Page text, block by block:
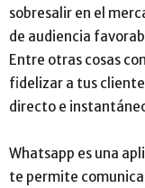
sobresalir en el
de audiencia
Entre otras cosas
fidelizar a tus
directo e
Whatsapp es una
te permite